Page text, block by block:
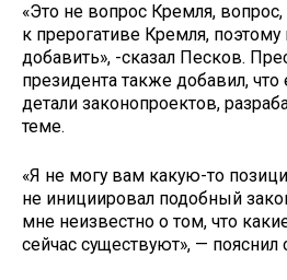
«Это не вопрос Кремля,
к прерогативе Кремля,
добавить», -сказал Песков.
президента также добавил,
детали законопроектов,
теме.
«Я не могу вам какую-то
не инициировал подобный
мне неизвестно о том, что
сейчас существуют», — пояснил